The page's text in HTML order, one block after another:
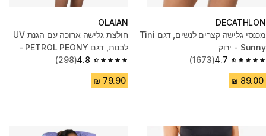
DECATHLON
מכנסי גלישה קצרים לנשים, דגם Tini
Sunny - ירוק
4.7
4.7 out of 5 stars from 1673 reviews
(1673)
OLAIAN
חולצת גלישה ארוכה עם הגנת UV
לבנות, דגם PETROL PEONY -
שחור
4.8
4.8 out of 5 stars from 298 reviews
(298)